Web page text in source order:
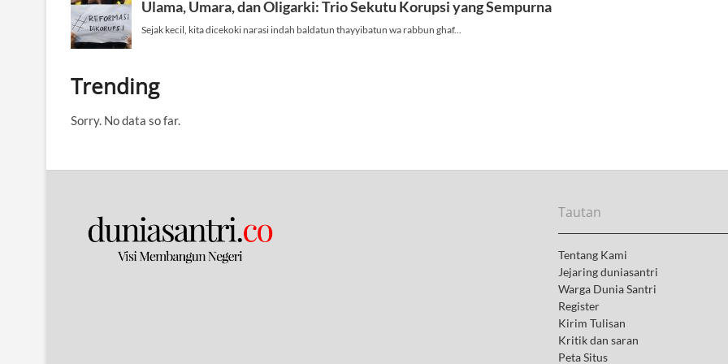
Trending
Sorry. No data so far.
Tautan
Tentang Kami
Jejaring duniasantri
Warga Dunia Santri
Register
Kirim Tulisan
Kritik dan saran
Peta Situs